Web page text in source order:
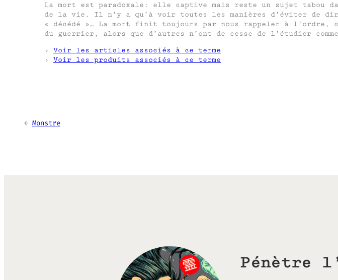
La mort est paradoxale: elle captive mais reste un sujet tabou
de la vie. Il n’y a qu’à voir toutes les manières d’éviter de
« décédé »… La mort finit toujours par nous rappeler à l’ordre,
du guerrier, alors que d’autres n’ont de cesse de l’étudier
› Voir les articles associés à ce terme
› Voir les produits associés à ce terme
← Monstre
Pénètre